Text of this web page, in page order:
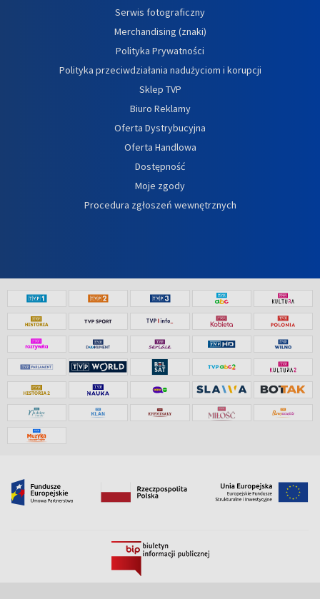
Serwis fotograficzny
Merchandising (znaki)
Polityka Prywatności
Polityka przeciwdziałania nadużyciom i korupcji
Sklep TVP
Biuro Reklamy
Oferta Dystrybucyjna
Oferta Handlowa
Dostępność
Moje zgody
Procedura zgłoszeń wewnętrznych